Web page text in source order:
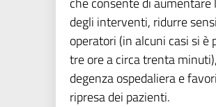
degli interventi, ridurre
operatori (in alcuni casi si è
tre ore a circa trenta
degenza ospedaliera e
ripresa dei pazienti.